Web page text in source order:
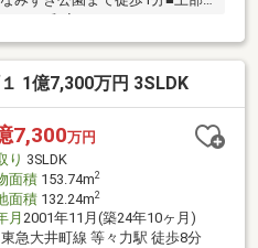
バスルームで、ゆとりある広
り■カースペース2台あり（車
るツインボウル洗面台を採用
で徒歩5分！■等々力渓谷まで
1億7,300万円 3SLDK
7,300万円
り 3SLDK
面積153.74m2
面積132.24m2
月 2001年11月(築24年10ヶ月)
東急大井町線 等々力駅 徒歩8分